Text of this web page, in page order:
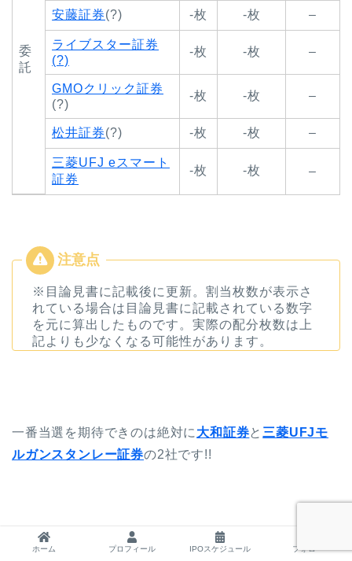
委
託
安藤証券(?) -枚 -枚 –
ライブスター証券
(?)
-枚 -枚 –
GMOクリック証券
(?)
-枚 -枚 –
松井証券(?) -枚 -枚 –
三菱UFJ eスマート
証券
-枚 -枚 –
※目論見書に記載後に更新。割当枚数が表示さ
れている場合は目論見書に記載されている数字
を元に算出したものです。実際の配分枚数は上
記よりも少なくなる可能性があります。
一番当選を期待できのは絶対に 大和証券と 三菱UFJモ
ルガンスタンレー証券の2社です!!
ホーム プロフィール IPOスケジュール フォロー